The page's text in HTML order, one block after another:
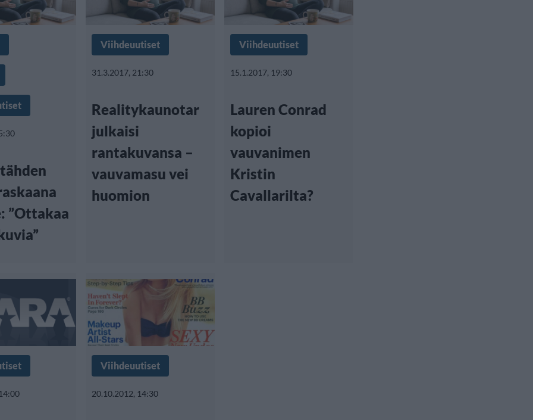
”Ottakaa
Viihdeuutiset
31.3.2017, 21:30
Realitykaunotar
julkaisi
rantakuvansa –
vauvamasu vei
huomion
Viihdeuutiset
15.1.2017, 19:30
Lauren Conrad
kopioi
vauvanimen
Kristin
Cavallarilta?
Viihdeuutiset
20.10.2012, 14:30